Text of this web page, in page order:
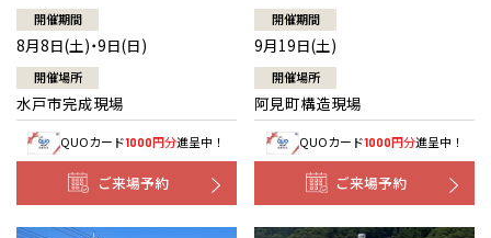
開催期間
8月8日(土)・9日(日)
開催場所
水戸市完成現場
QUOカード1000円分進呈中！
ご来場予約
開催期間
9月19日(土)
開催場所
阿見町構造現場
QUOカード1000円分進呈中！
ご来場予約